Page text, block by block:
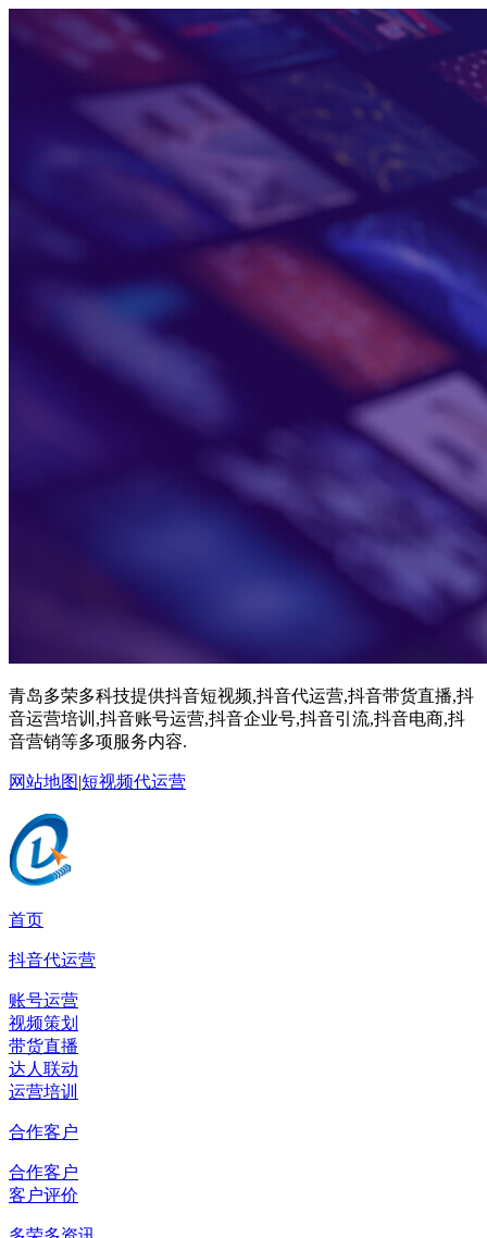
青岛多荣多科技提供抖音短视频,抖音代运营,抖音带货直播,抖
音运营培训,抖音账号运营,抖音企业号,抖音引流,抖音电商,抖
音营销等多项服务内容.
网站地图|短视频代运营
首页
抖音代运营
账号运营
视频策划
带货直播
达人联动
运营培训
合作客户
合作客户
客户评价